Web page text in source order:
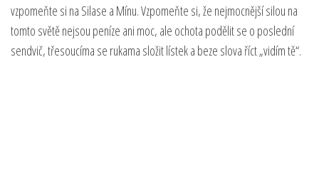
vzpomeňte si na Silase a Mínu. Vzpomeňte si, že nejmocnější silou na
tomto světě nejsou peníze ani moc, ale ochota podělit se o poslední
sendvič, třesoucíma se rukama složit lístek a beze slova říct „vidím tě“.